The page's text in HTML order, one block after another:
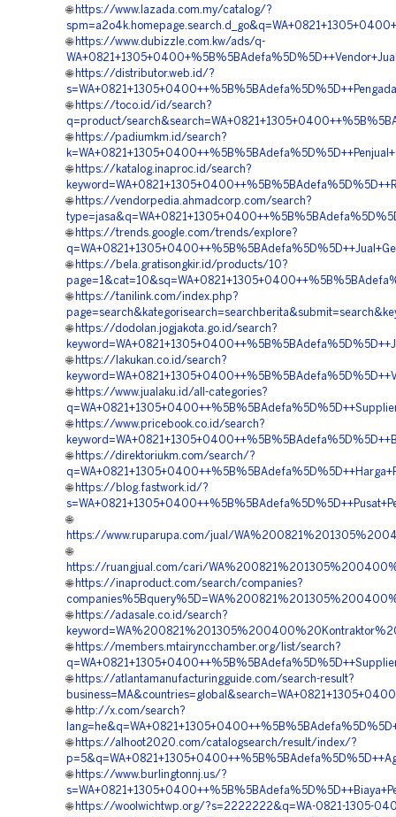
🌐 https://www.lazada.com.my/catalog/?
🌐 https://www.dubizzle.com.kw/ads/q-
🌐 https://distributor.web.id/?
🌐 https://toco.id/id/search?
q=product/
🌐 https://padiumkm.id/search?
🌐 https://katalog.inaproc.id/search?
🌐 https://vendorpedia.ahmadcorp.com/search?
🌐 https://trends.google.com/trends/explore?
🌐 https://bela.gratisongkir.id/products/10?
🌐 https://tanilink.com/index.php?
🌐 https://dodolan.jogjakota.go.id/search?
🌐 https://lakukan.co.id/search?
🌐 https://www.jualaku.id/all-categories?
🌐 https://www.pricebook.co.id/search?
🌐 https://direktoriukm.com/search/?
🌐 https://blog.fastwork.id/?
🌐
https://www.ruparupa.com/jual/
🌐
https://ruangjual.com/cari/
🌐 https://inaproduct.com/search/companies?
🌐 https://adasale.co.id/search?
🌐 https://members.mtairyncchamber.org/list/search?
🌐 https://atlantamanufacturingguide.com/search-result?
🌐 http://x.com/search?
🌐 https://alhoot2020.com/catalogsearch/result/index/?
🌐 https://www.burlingtonnj.us/?
🌐 https://woolwichtwp.org/?s=2222222&q=WA-0821-1305-